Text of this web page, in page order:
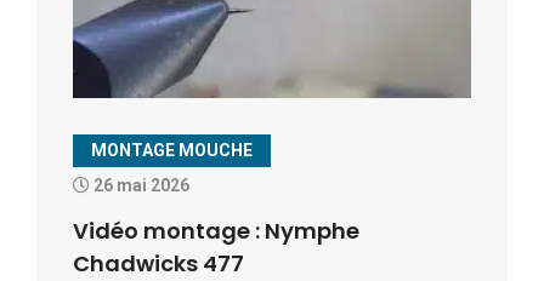
MONTAGE MOUCHE
26 mai 2026
Vidéo montage : Nymphe
Chadwicks 477